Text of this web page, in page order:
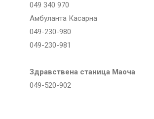
049 340 970
Амбуланта Касарна
049-230-980
049-230-981
Здравствена станица Маоча
049-520-902